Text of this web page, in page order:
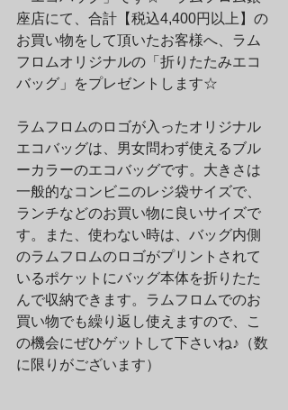
座店にて、合計【税込4,400円以上】の
お買い物をして頂いたお客様へ、ラム
フロムオリジナルの「折りたたみエコ
バッグ」をプレゼントします☆
ラムフロムのロゴが入ったオリジナル
エコバッグは、男女問わず使えるブル
ーカラーのエコバッグです。大きさは
一般的なコンビニのレジ袋サイズで、
ランチなどのお買い物に良いサイズで
す。また、使わない時は、バッグ内側
のラムフロムのロゴがプリントされて
いるポケットにバッグ本体を折りたた
んで収納できます。ラムフロムでのお
買い物でも繰り返し使えますので、こ
の機会にぜひゲットして下さいね♪（数
に限りがございます）